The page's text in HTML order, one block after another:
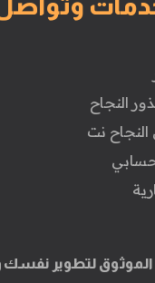
النجاح
نت
حسابي
الموثوق لتطوير نفسك